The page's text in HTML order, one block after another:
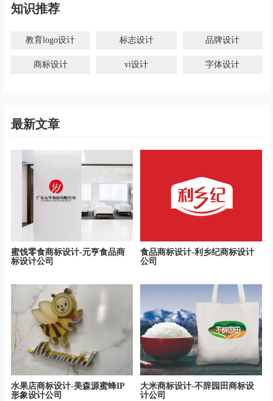
知识推荐
教育logo设计 标志设计 品牌设计
商标设计 vi设计 字体设计
最新文章
蜜饯零食商标设计-元亨食品商
标设计公司
食品商标设计-利乡纪商标设计
公司
水果店商标设计-美森源蜜蜂IP
形象设计公司
大米商标设计-不辞园田商标设
计公司